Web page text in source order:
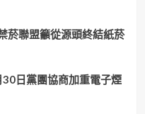
聯盟籲從源頭終結紙菸
日黨團協商加重電子煙